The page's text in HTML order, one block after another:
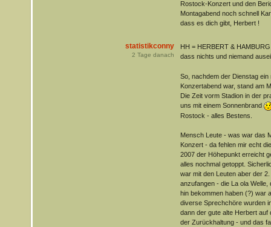
Rostock-Konzert und den
Montagabend noch schnell
dass es dich gibt, Herbert !
statistikconny
2 Tage danach
HH = HERBERT &
dass nichts und niemand
So, nachdem der Dienstag
Konzertabend war, stand am
Die Zeit vorm Stadion in der
uns mit einem Sonnenbrand
Rostock - alles Bestens.
Mensch Leute - was war das
Konzert - da fehlen mir echt
2007 der Höhepunkt erreicht
alles nochmal getoppt.
war mit den Leuten aber der
anzufangen - die La ola
hin bekommen haben (?) war
diverse Sprechchöre wurden
dann der gute alte Herbert auf
der Zurückhaltung - und das